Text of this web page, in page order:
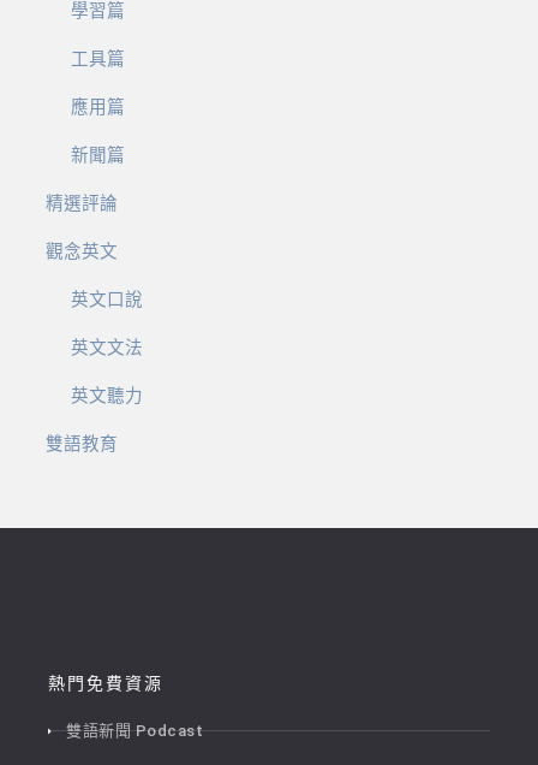
學習篇
工具篇
應用篇
新聞篇
精選評論
觀念英文
英文口說
英文文法
英文聽力
雙語教育
熱門免費資源
雙語新聞 Podcast